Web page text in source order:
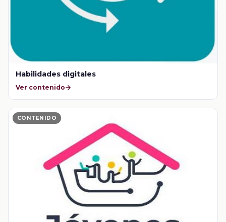
Habilidades digitales
Ver contenido
CONTENIDO